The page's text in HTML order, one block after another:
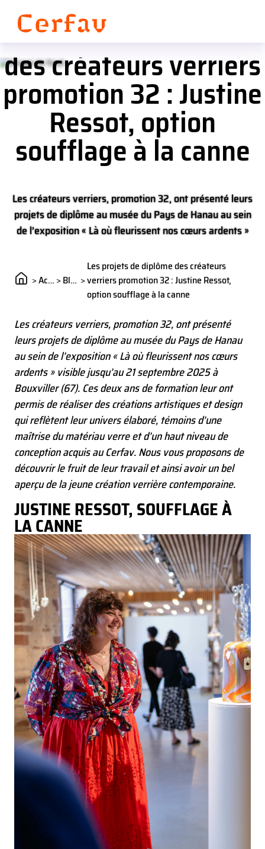
Les projets de diplôme
des créateurs verriers
promotion 32 : Justine
Ressot, option
soufflage à la canne
Les créateurs verriers, promotion 32, ont présenté leurs
projets de diplôme au musée du Pays de Hanau au sein
de l’exposition « Là où fleurissent nos cœurs ardents »
> Actualités > Blog >
Les projets de diplôme des créateurs
verriers promotion 32 : Justine Ressot,
option soufflage à la canne
Les créateurs verriers, promotion 32, ont présenté
leurs projets de diplôme au musée du Pays de Hanau
au sein de l’exposition « Là où fleurissent nos cœurs
ardents » visible jusqu’au 21 septembre 2025 à
Bouxviller (67). Ces deux ans de formation leur ont
permis de réaliser des créations artistiques et design
qui reflètent leur univers élaboré, témoins d’une
maîtrise du matériau verre et d’un haut niveau de
conception acquis au Cerfav. Nous vous proposons de
découvrir le fruit de leur travail et ainsi avoir un bel
aperçu de la jeune création verrière contemporaine.
JUSTINE RESSOT, SOUFFLAGE À
LA CANNE